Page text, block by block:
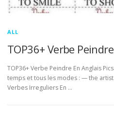
ALL
TOP36+ Verbe
TOP36+ Verbe Peindre En Anglais
temps et tous les modes : — the
Verbes Irreguliers En …